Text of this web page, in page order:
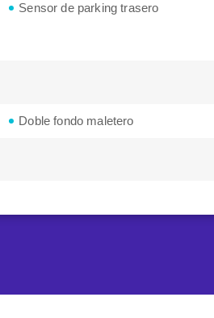
Sensor de parking trasero
Doble fondo maletero